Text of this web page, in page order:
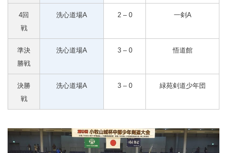
4回
戦
洗心道場A 2 – 0 一剣A
準決
勝戦
洗心道場A 3 – 0 悟道館
決勝
戦
洗心道場A 3 – 0 緑苑剣道少年団